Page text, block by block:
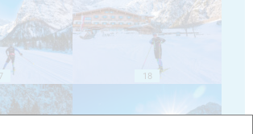
18